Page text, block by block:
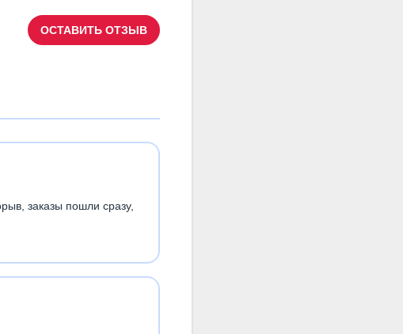
ОСТАВИТЬ ОТЗЫВ
заказы пошли сразу,